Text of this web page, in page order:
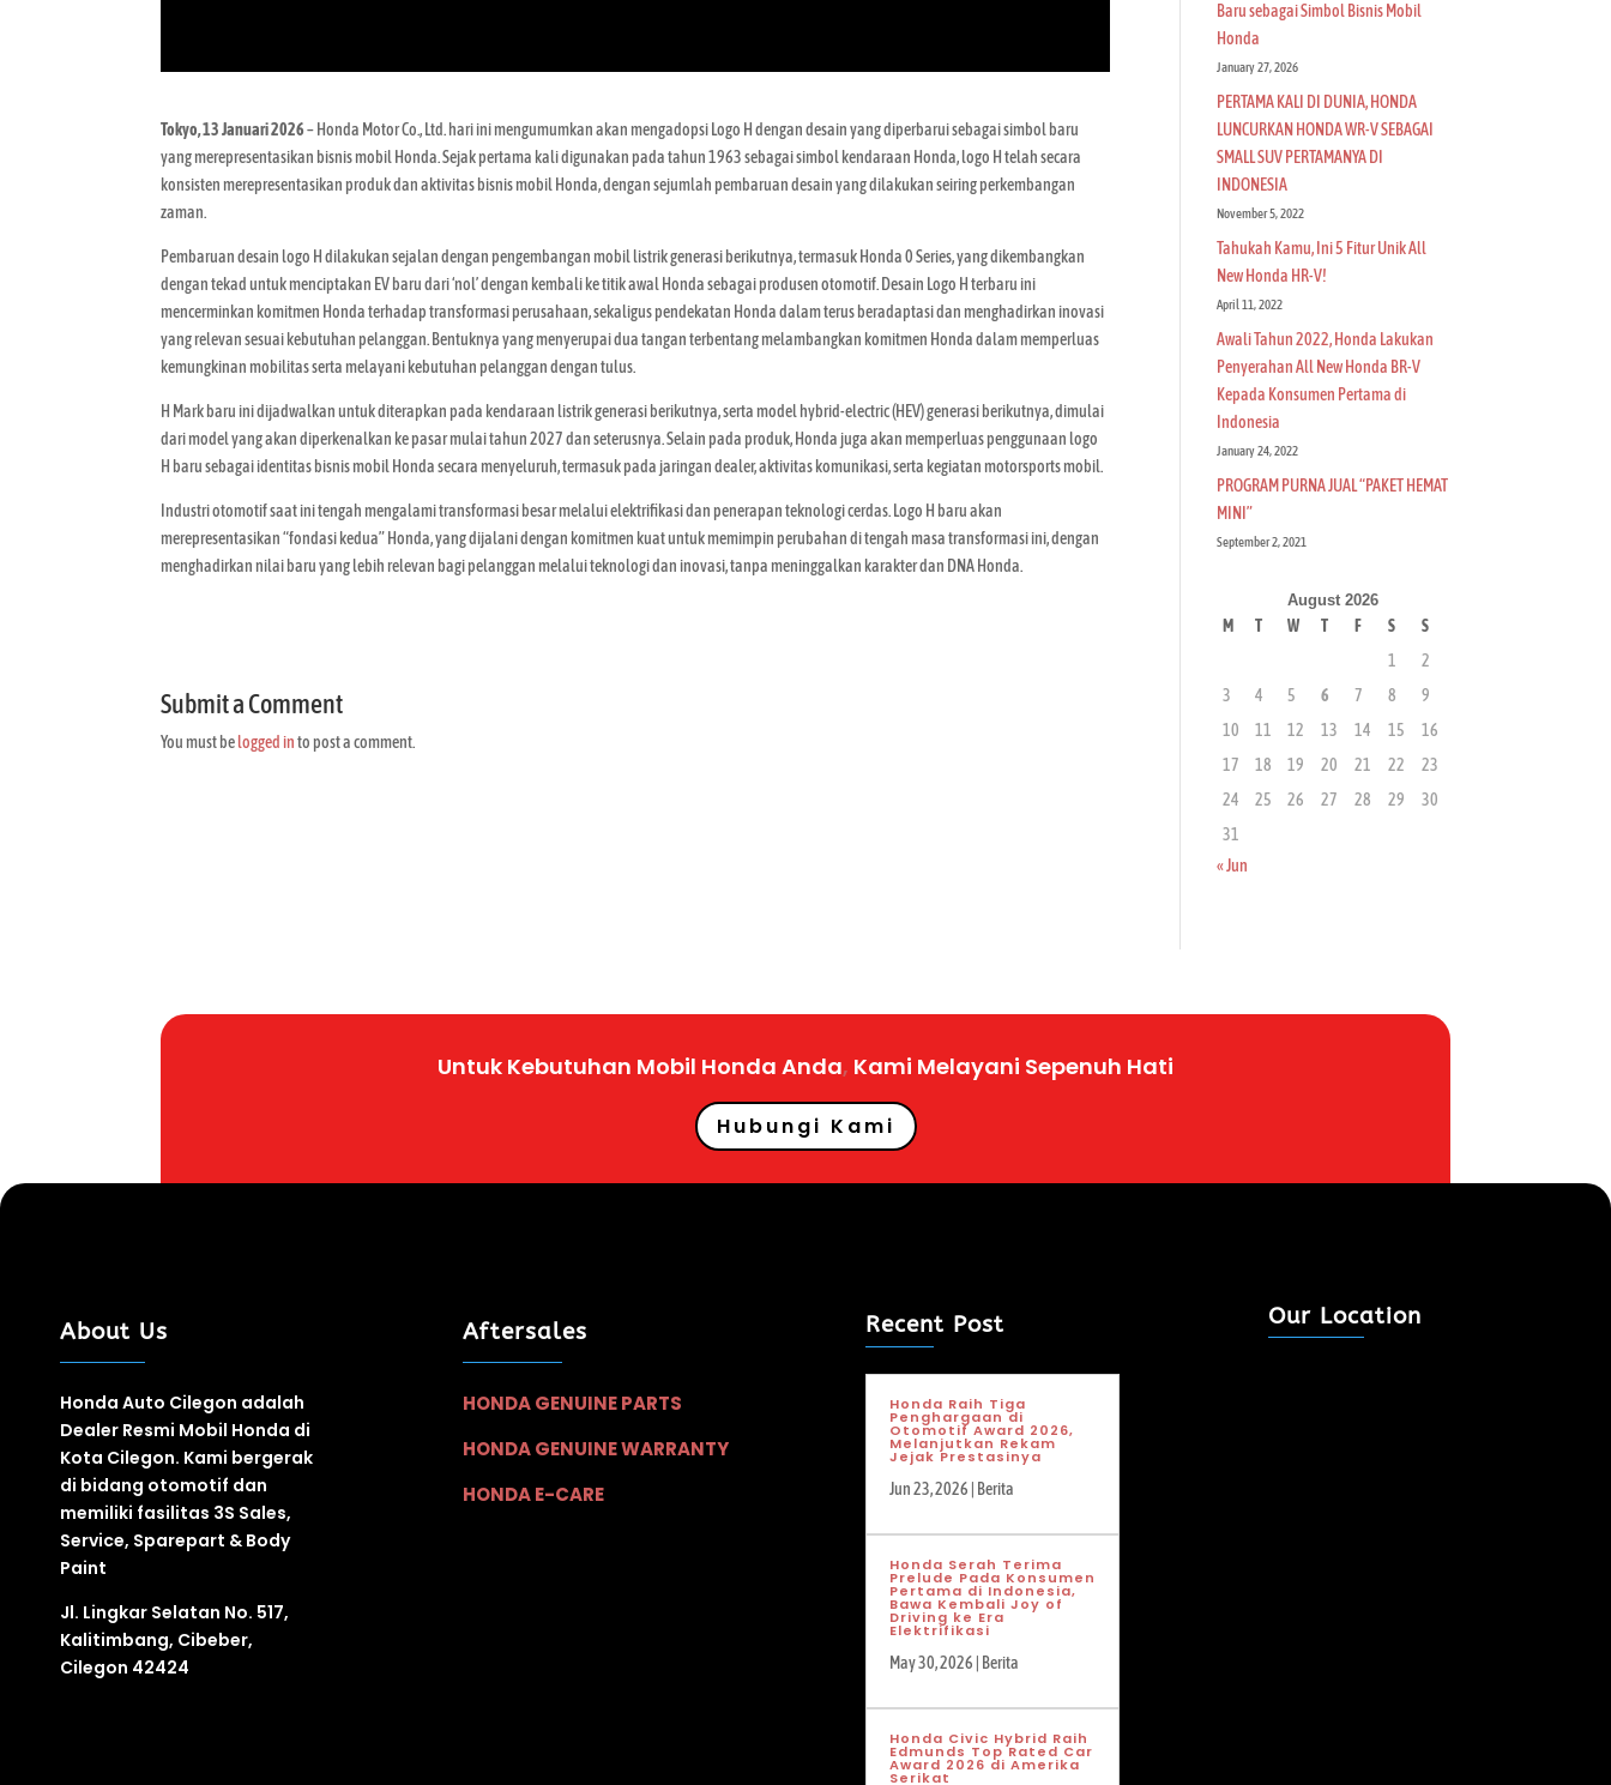
Tokyo, 13 Januari 2026– Honda Motor Co., Ltd. hari ini mengumumkan akan mengadopsi Logo H dengan desain yang diperbarui sebagai simbol baru
yang merepresentasikan bisnis mobil Honda. Sejak pertama kali digunakan pada tahun 1963 sebagai simbol kendaraan Honda, logo H telah secara
konsisten merepresentasikan produk dan aktivitas bisnis mobil Honda, dengan sejumlah pembaruan desain yang dilakukan seiring perkembangan
zaman.
Pembaruan desain logo H dilakukan sejalan dengan pengembangan mobil listrik generasi berikutnya, termasuk Honda 0 Series, yang dikembangkan
dengan tekad untuk menciptakan EV baru dari ‘nol’ dengan kembali ke titik awal Honda sebagai produsen otomotif. Desain Logo H terbaru ini
mencerminkan komitmen Honda terhadap transformasi perusahaan, sekaligus pendekatan Honda dalam terus beradaptasi dan menghadirkan inovasi
yang relevan sesuai kebutuhan pelanggan. Bentuknya yang menyerupai dua tangan terbentang melambangkan komitmen Honda dalam memperluas
kemungkinan mobilitas serta melayani kebutuhan pelanggan dengan tulus.
H Mark baru ini dijadwalkan untuk diterapkan pada kendaraan listrik generasi berikutnya, serta model hybrid-electric (HEV) generasi berikutnya, dimulai
dari model yang akan diperkenalkan ke pasar mulai tahun 2027 dan seterusnya. Selain pada produk, Honda juga akan memperluas penggunaan logo
H baru sebagai identitas bisnis mobil Honda secara menyeluruh, termasuk pada jaringan dealer, aktivitas komunikasi, serta kegiatan motorsports mobil.
Industri otomotif saat ini tengah mengalami transformasi besar melalui elektrifikasi dan penerapan teknologi cerdas. Logo H baru akan
merepresentasikan “fondasi kedua” Honda, yang dijalani dengan komitmen kuat untuk memimpin perubahan di tengah masa transformasi ini, dengan
menghadirkan nilai baru yang lebih relevan bagi pelanggan melalui teknologi dan inovasi, tanpa meninggalkan karakter dan DNA Honda.
Submit a Comment
You must belogged into post a comment.
Baru sebagai Simbol Bisnis Mobil
Honda
January 27, 2026
PERTAMA KALI DI DUNIA, HONDA
LUNCURKAN HONDA WR-V SEBAGAI
SMALL SUV PERTAMANYA DI
INDONESIA
November 5, 2022
Tahukah Kamu, Ini 5 Fitur Unik All
New Honda HR-V!
April 11, 2022
Awali Tahun 2022, Honda Lakukan
Penyerahan All New Honda BR-V
Kepada Konsumen Pertama di
Indonesia
January 24, 2022
PROGRAM PURNA JUAL “PAKET HEMAT
MINI”
September 2, 2021
August 2026
M T W T F S
S
1
2
3
4 5 6 7 8
9
10
11 12 13 14 15
16
17
18 19 20 21 22
23
24
25 26 27 28 29
30
31
« Jun
Untuk Kebutuhan Mobil Honda Anda, Kami Melayani Sepenuh Hati
Hubungi Kami
About Us
Honda Auto Cilegon adalah
Dealer Resmi Mobil Honda di
Kota Cilegon. Kami bergerak
di bidang otomotif dan
memiliki fasilitas 3S Sales,
Service, Sparepart & Body
Paint
Jl. Lingkar Selatan No. 517,
Kalitimbang, Cibeber,
Cilegon 42424
Aftersales
HONDA GENUINE PARTS
HONDA GENUINE WARRANTY
HONDA E-CARE
Recent Post
Honda Raih Tiga
Penghargaan di
Otomotif Award 2026,
Melanjutkan Rekam
Jejak Prestasinya
Jun 23, 2026
Berita
Honda Serah Terima
Prelude Pada Konsumen
Pertama di Indonesia,
Bawa Kembali Joy of
Driving ke Era
Elektrifikasi
May 30, 2026
Berita
Honda Civic Hybrid Raih
Edmunds Top Rated Car
Award 2026 di Amerika
Serikat
Our Location